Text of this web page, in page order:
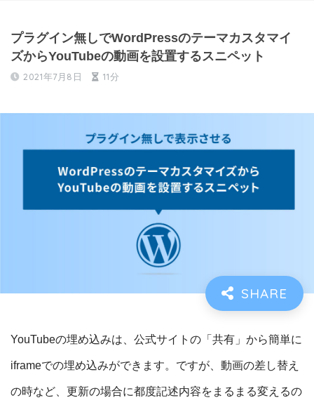
プラグイン無しでWordPressのテーマカスタマイ
ズからYouTubeの動画を設置するスニペット
2021年7月8日 11分
YouTubeの埋め込みは、公式サイトの「共有」から簡単に
iframeでの埋め込みができます。ですが、動画の差し替え
の時など、更新の場合に都度記述内容をまるまる変えるの